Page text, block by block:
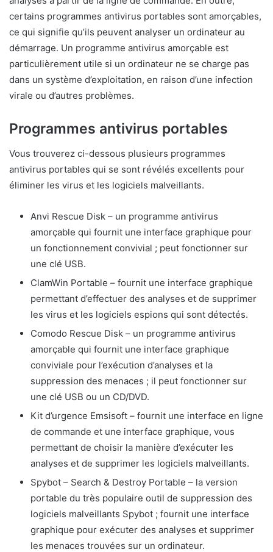
certains programmes antivirus portables sont amorçables,
ce qui signifie qu’ils peuvent analyser un ordinateur au
démarrage. Un programme antivirus amorçable est
particulièrement utile si un ordinateur ne se charge pas
dans un système d’exploitation, en raison d’une infection
virale ou d’autres problèmes.
Programmes antivirus portables
Vous trouverez ci-dessous plusieurs programmes
antivirus portables qui se sont révélés excellents pour
éliminer les virus et les logiciels malveillants.
Anvi Rescue Disk – un programme antivirus
amorçable qui fournit une interface graphique pour
un fonctionnement convivial ; peut fonctionner sur
une clé USB.
ClamWin Portable – fournit une interface graphique
permettant d’effectuer des analyses et de supprimer
les virus et les logiciels espions qui sont détectés.
Comodo Rescue Disk – un programme antivirus
amorçable qui fournit une interface graphique
conviviale pour l’exécution d’analyses et la
suppression des menaces ; il peut fonctionner sur
une clé USB ou un CD/DVD.
Kit d’urgence Emsisoft – fournit une interface en ligne
de commande et une interface graphique, vous
permettant de choisir la manière d’exécuter les
analyses et de supprimer les logiciels malveillants.
Spybot – Search & Destroy Portable – la version
portable du très populaire outil de suppression des
logiciels malveillants Spybot ; fournit une interface
graphique pour exécuter des analyses et supprimer
les menaces trouvées sur un ordinateur.